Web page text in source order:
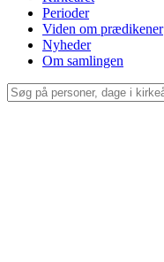
Perioder
Viden om prædikener
Nyheder
Om samlingen